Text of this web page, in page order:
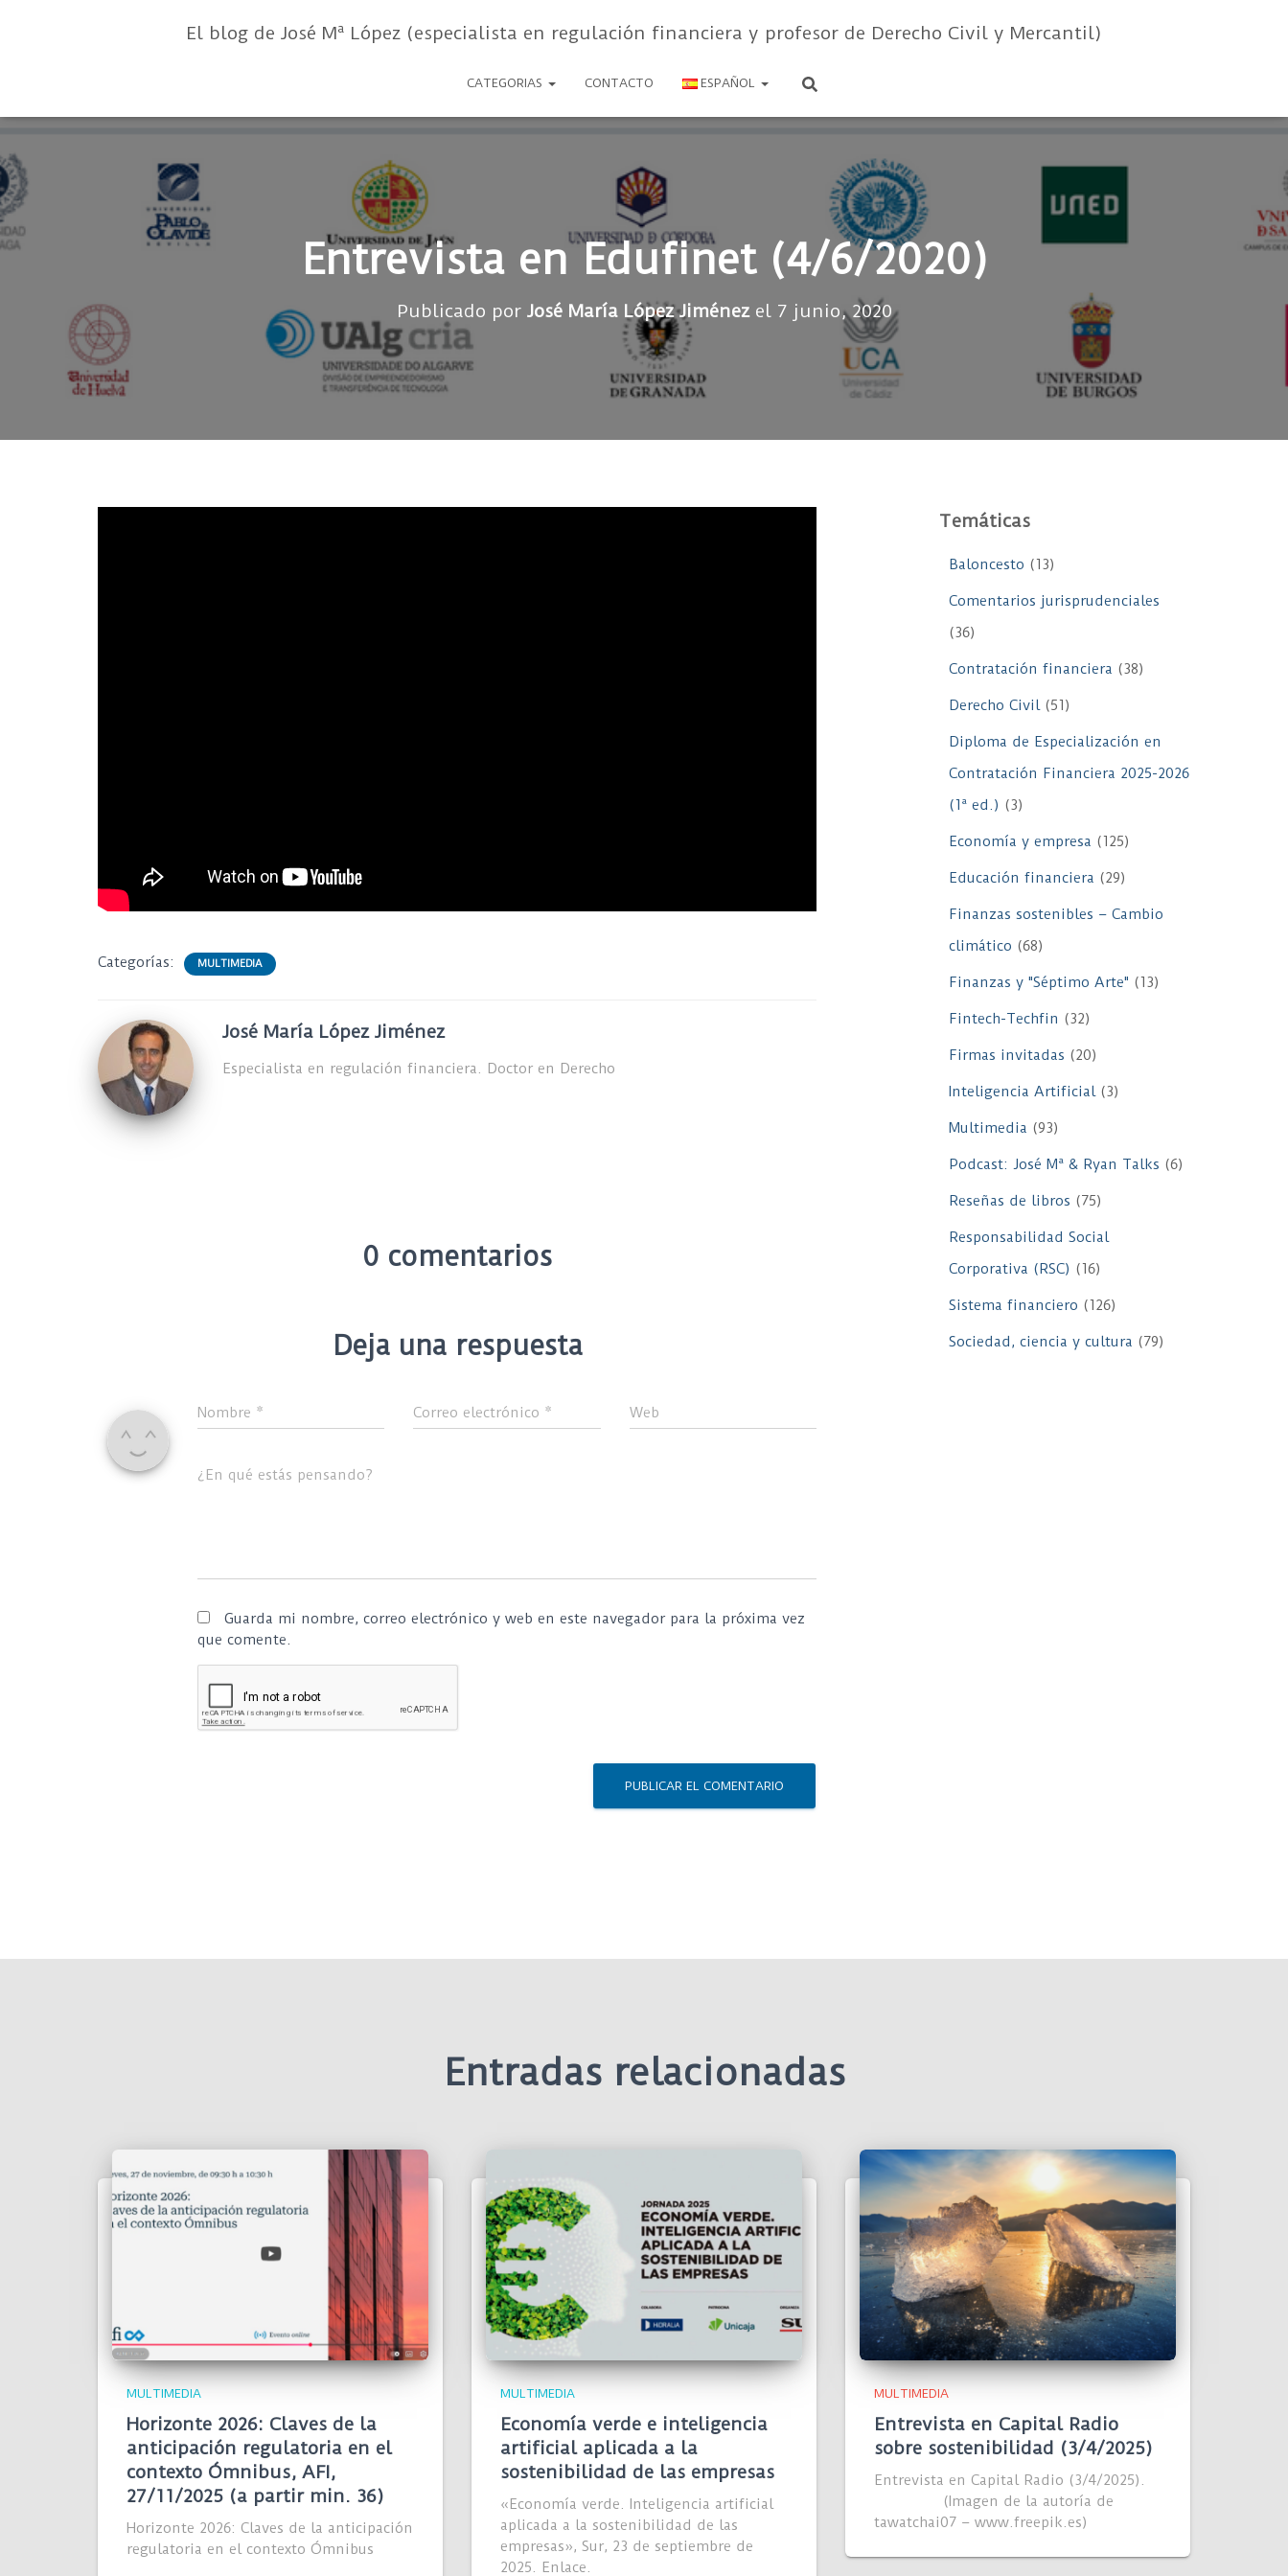
El blog de José Mª López (especialista en regulación financiera y profesor de Derecho Civil y Mercantil)
CATEGORIAS CONTACTO ESPAÑOL
Entrevista en Edufinet (4/6/2020)
Publicado por José María López Jiménezel 7 junio, 2020
Categorías: MULTIMEDIA
José María López Jiménez
Especialista en regulación financiera. Doctor en Derecho
0 comentarios
Deja una respuesta
Nombre * Correo electrónico * Web
¿En qué estás pensando?
Guarda mi nombre, correo electrónico y web en este navegador para la próxima vez
que comente.
Temáticas
Baloncesto (13)
Comentarios jurisprudenciales
(36)
Contratación financiera (38)
Derecho Civil(51)
Diploma de Especialización en
Contratación Financiera 2025-2026
(1ª ed.) (3)
Economía y empresa (125)
Educación financiera (29)
Finanzas sostenibles – Cambio
climático (68)
Finanzas y "Séptimo Arte" (13)
Fintech-Techfin (32)
Firmas invitadas (20)
Inteligencia Artificial(3)
Multimedia (93)
Podcast: José Mª & Ryan Talks (6)
Reseñas de libros (75)
Responsabilidad Social
Corporativa (RSC) (16)
Sistema financiero (126)
Sociedad, ciencia y cultura (79)
Entradas relacionadas
MULTIMEDIA
Horizonte 2026: Claves de la
anticipación regulatoria en el
contexto Ómnibus, AFI,
27/11/2025 (a partir min. 36)
Horizonte 2026: Claves de la anticipación
regulatoria en el contexto Ómnibus
MULTIMEDIA
Economía verde e inteligencia
artificial aplicada a la
sostenibilidad de las empresas
«Economía verde. Inteligencia artificial
aplicada a la sostenibilidad de las
empresas», Sur, 23 de septiembre de
2025. Enlace.
MULTIMEDIA
Entrevista en Capital Radio
sobre sostenibilidad (3/4/2025)
Entrevista en Capital Radio (3/4/2025).
(Imagen de la autoría de
tawatchai07 – www.freepik.es)